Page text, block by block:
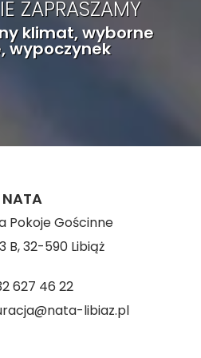
…
ZAPRASZAMY
klimat, wyborne
wypoczynek
NATA
Pokoje Gościnne
B, 32-590 Libiąż
627 46 22
libiaz.pl